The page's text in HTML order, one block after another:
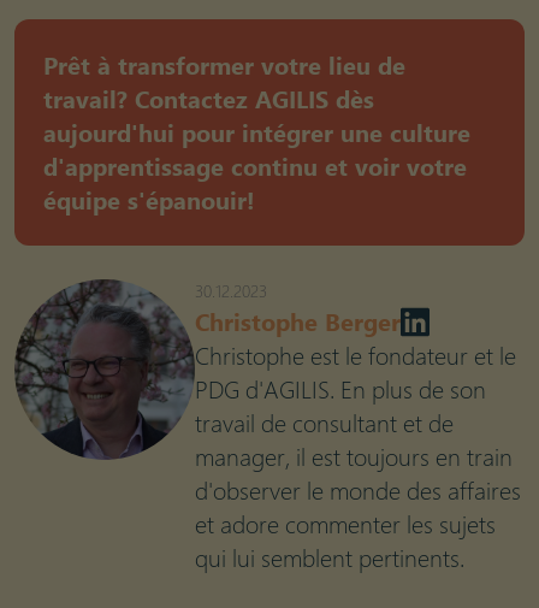
Prêt à transformer votre lieu de
travail? Contactez AGILIS dès
aujourd'hui pour intégrer une culture
d'apprentissage continu et voir votre
équipe s'épanouir!
30.12.2023
Christophe Berger
Christophe est le fondateur et le
PDG d'AGILIS. En plus de son
travail de consultant et de
manager, il est toujours en train
d'observer le monde des affaires
et adore commenter les sujets
qui lui semblent pertinents.